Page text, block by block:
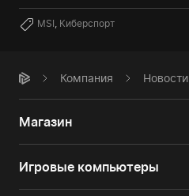
MSI, Киберспорт
Компания Новости
Магазин
Игровые компьютеры